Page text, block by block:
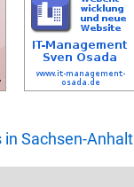
in Sachsen-Anhalt